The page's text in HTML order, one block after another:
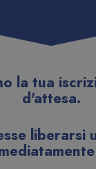
la tua
d'attesa.
liberarsi